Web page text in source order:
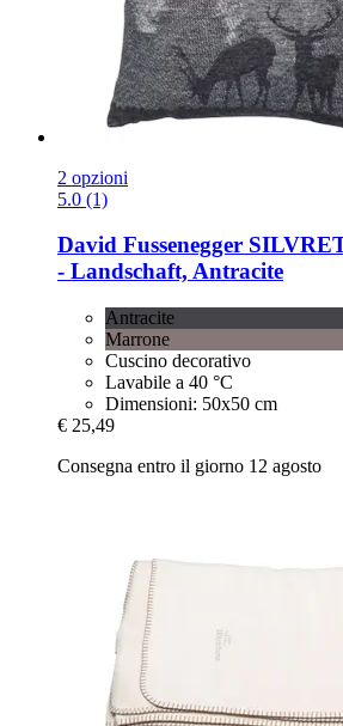
2 opzioni
5.0 (1)
David Fussenegger
-​ Landschaft, Antracite
Antracite
Marrone
Cuscino decorativo
Lavabile a 40 °C
Dimensioni: 50x50 cm
€ 25,49
Consegna entro il giorno 12 agosto